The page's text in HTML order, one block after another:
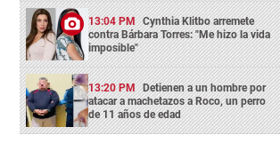
13:04 PM Cynthia Klitbo arremete
contra Bárbara Torres: "Me hizo la vida
imposible"
13:20 PM Detienen a un hombre por
atacar a machetazos a Roco, un perro
de 11 años de edad